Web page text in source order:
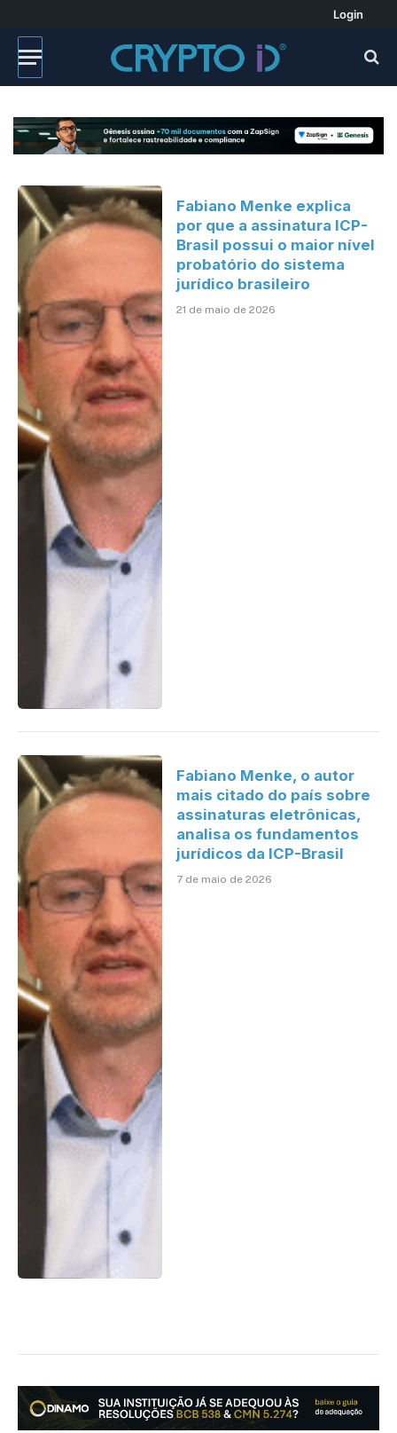
Login
Fabiano Menke explica
por que a assinatura ICP-
Brasil possui o maior nível
probatório do sistema
jurídico brasileiro
21 de maio de 2026
Fabiano Menke, o autor
mais citado do país sobre
assinaturas eletrônicas,
analisa os fundamentos
jurídicos da ICP-Brasil
7 de maio de 2026